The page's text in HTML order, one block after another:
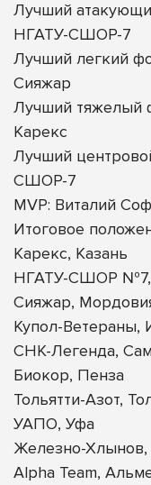
Лучший
НГАТУ-СШОР-7
Лучший легкий
Сияжар
Лучший тяжелый
Карекс
Лучший
СШОР-7
MVP: Виталий
Итоговое
Карекс, Казань
НГАТУ-СШОР №7,
Сияжар,
Купол-Ветераны,
СНК-Легенда,
Биокор, Пенза
Тольятти-Азот,
УАПО, Уфа
Железно-Хлынов,
Alpha Team,